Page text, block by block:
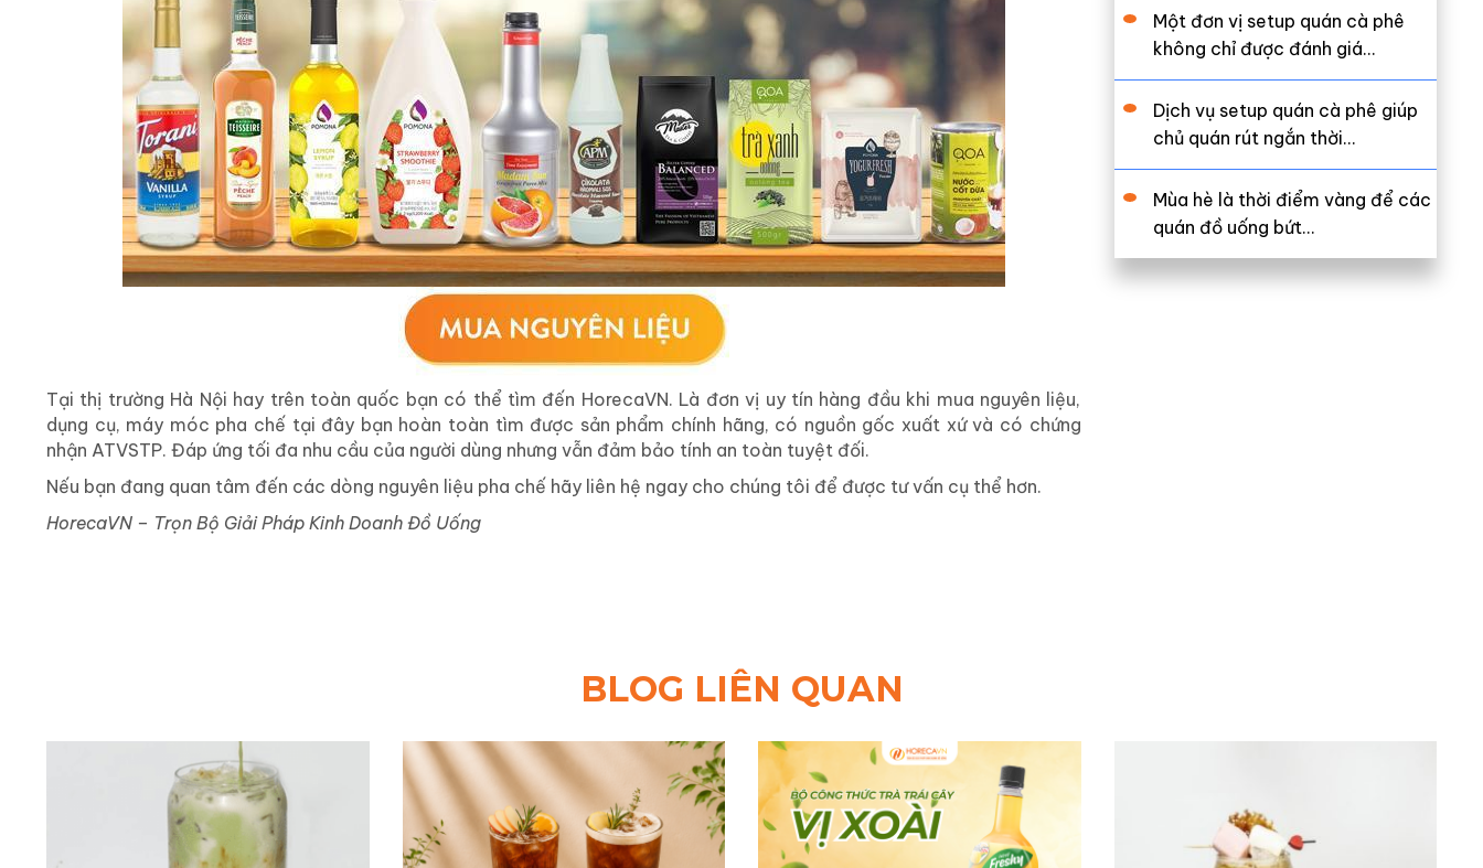
Tại thị trường Hà Nội hay trên toàn quốc bạn có thể tìm đến HorecaVN. Là đơn vị uy tín hàng đầu khi mua nguyên liệu,
dụng cụ, máy móc pha chế tại đây bạn hoàn toàn tìm được sản phẩm chính hãng, có nguồn gốc xuất xứ và có chứng
nhận ATVSTP. Đáp ứng tối đa nhu cầu của người dùng nhưng vẫn đảm bảo tính an toàn tuyệt đối.
Nếu bạn đang quan tâm đến các dòng nguyên liệu pha chế hãy liên hệ ngay cho chúng tôi để được tư vấn cụ thể hơn.
HorecaVN – Trọn Bộ Giải Pháp Kinh Doanh Đồ Uống
Một đơn vị setup quán cà phê
không chỉ được đánh giá…
Dịch vụ setup quán cà phê giúp
chủ quán rút ngắn thời…
Mùa hè là thời điểm vàng để các
quán đồ uống bứt…
BLOG LIÊN QUAN